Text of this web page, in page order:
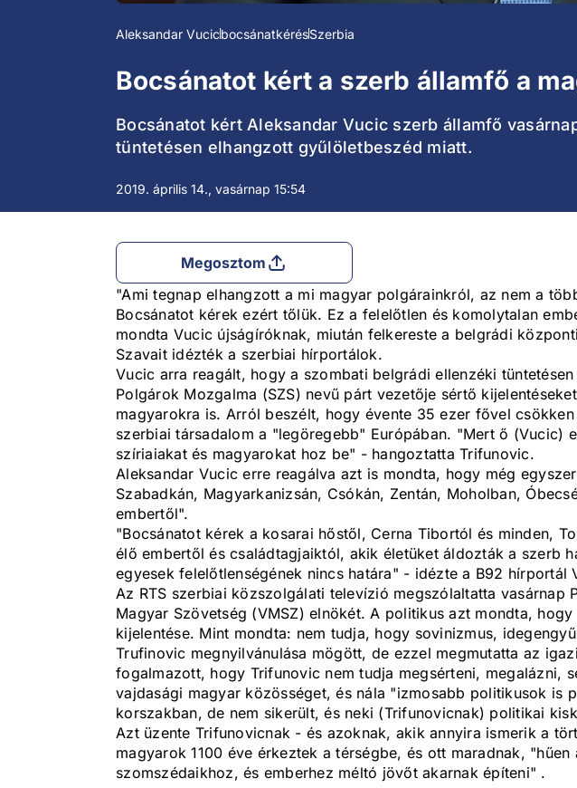
Aleksandar VucicbocsánatkérésSzerbia
Bocsánatot kért a szerb államfő a
Bocsánatot kért Aleksandar Vucic szerb államfő
tüntetésen elhangzott gyűlöletbeszéd miatt.
2019. április 14., vasárnap 15:54
Megosztom
"Ami tegnap elhangzott a mi magyar polgárainkról, az nem a
Bocsánatot kérek ezért tőlük. Ez a felelőtlen és komolytalan
mondta Vucic újságíróknak, miután felkereste a belgrádi
Szavait idézték a szerbiai hírportálok.
Vucic arra reagált, hogy a szombati belgrádi ellenzéki
Polgárok Mozgalma (SZS) nevű párt vezetője sértő
magyarokra is. Arról beszélt, hogy évente 35 ezer fővel
szerbiai társadalom a "legöregebb" Európában. "Mert ő (Vucic)
szíriaiakat és magyarokat hoz be" - hangoztatta Trifunovic.
Aleksandar Vucic erre reagálva azt is mondta, hogy még
Szabadkán, Magyarkanizsán, Csókán, Zentán, Moholban,
embertől".
"Bocsánatot kérek a kosarai hőstől, Cerna Tibortól és minden,
élő embertől és családtagjaiktól, akik életüket áldozták a szerb
egyesek felelőtlenségének nincs határa" - idézte a B92 hírportál
Az RTS szerbiai közszolgálati televízió megszólaltatta vasárnap
Magyar Szövetség (VMSZ) elnökét. A politikus azt mondta,
kijelentése. Mint mondta: nem tudja, hogy sovinizmus,
Trufinovic megnyilvánulása mögött, de ezzel megmutatta az
fogalmazott, hogy Trifunovic nem tudja megsérteni, megalázni,
vajdasági magyar közösséget, és nála "izmosabb politikusok is
korszakban, de nem sikerült, és neki (Trifunovicnak) politikai
Azt üzente Trifunovicnak - és azoknak, akik annyira ismerik a
magyarok 1100 éve érkeztek a térségbe, és ott maradnak, "hűen
szomszédaikhoz, és emberhez méltó jövőt akarnak építeni" .